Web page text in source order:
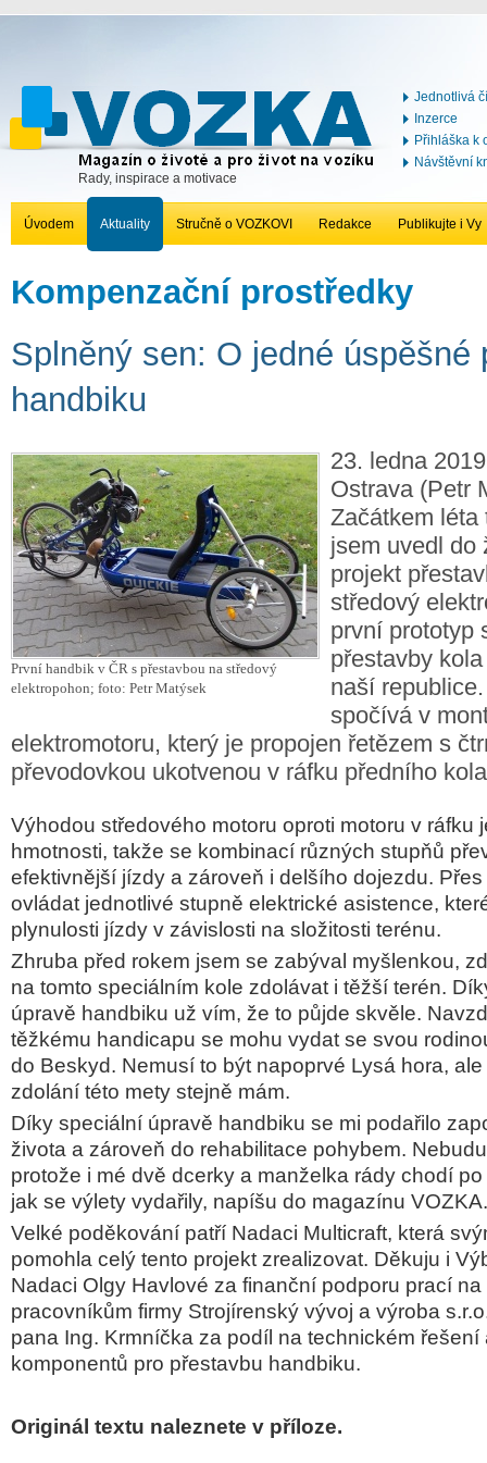
Rady, inspirace a motivace
Jednotlivá
Inzerce
Přihláška k
Návštěvní
Úvodem Aktuality Stručně o VOZKOVI Redakce Publikujte i Vy
Kompenzační prostředky
Splněný sen: O jedné úspěšné
handbiku
První handbik v ČR s přestavbou na středový
elektropohon; foto: Petr Matýsek
23. ledna
Ostrava (Petr
Začátkem léta
jsem uvedl do
projekt
středový
první prototyp
přestavby
naší
spočívá v
elektromotoru, který je propojen řetězem s
převodovkou ukotvenou v ráfku předního
Výhodou středového motoru oproti motoru v ráfku
hmotnosti, takže se kombinací různých stupňů
efektivnější jízdy a zároveň i delšího dojezdu.
ovládat jednotlivé stupně elektrické asistence,
plynulosti jízdy v závislosti na složitosti terénu.
Zhruba před rokem jsem se zabýval myšlenkou,
na tomto speciálním kole zdolávat i těžší terén.
úpravě handbiku už vím, že to půjde skvěle.
těžkému handicapu se mohu vydat se svou
do Beskyd. Nemusí to být napoprvé Lysá hora,
zdolání této mety stejně mám.
Díky speciální úpravě handbiku se mi podařilo
života a zároveň do rehabilitace pohybem.
protože i mé dvě dcerky a manželka rády chodí
jak se výlety vydařily, napíšu do magazínu VOZKA.
Velké poděkování patří Nadaci Multicraft, která
pomohla celý tento projekt zrealizovat. Děkuju i
Nadaci Olgy Havlové za finanční podporu prací
pracovníkům firmy Strojírenský vývoj a výroba
pana Ing. Krmníčka za podíl na technickém řešení
komponentů pro přestavbu handbiku.
Originál textu naleznete v příloze.